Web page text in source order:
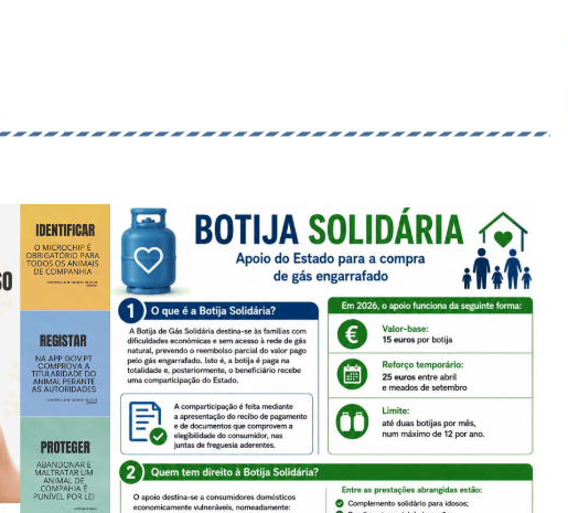
Março
Maio
Junho
Julho
Agosto
Outubro
Dezembro